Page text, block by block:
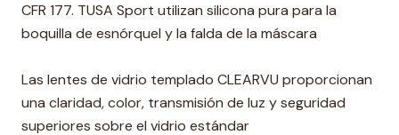
CFR 177. TUSA Sport utilizan silicona pura para la
boquilla de esnórquel y la falda de la máscara
Las lentes de vidrio templado CLEARVU proporcionan
una claridad, color, transmisión de luz y seguridad
superiores sobre el vidrio estándar